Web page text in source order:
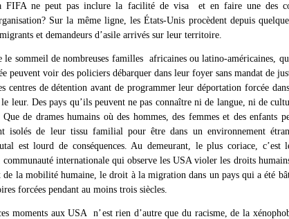
FIFA ne peut pas inclure la facilité de visa et en faire une des
Sur la même ligne, les États-Unis procèdent depuis
et demandeurs d’asile arrivés sur leur territoire.
le sommeil de nombreuses familles africaines ou latino-américaines,
peuvent voir des policiers débarquer dans leur foyer sans mandat de
centres de détention avant de programmer leur déportation forcée
leur. Des pays qu’ils peuvent ne pas connaître ni de langue, ni de
de drames humains où des hommes, des femmes et des enfants
isolés de leur tissu familial pour être dans un environnement
est lourd de conséquences. Au demeurant, le plus coriace, c’est
communauté internationale qui observe les USA violer les droits
de la mobilité humaine, le droit à la migration dans un pays qui a été
forcées pendant au moins trois siècles.
moments aux USA n’est rien d’autre que du racisme, de la